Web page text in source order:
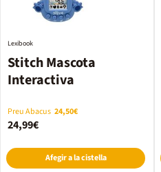
Stitch Mascota
Interactiva
Lexibook
Preu Abacus 24,50€
24,99€
Afegir a la cistella